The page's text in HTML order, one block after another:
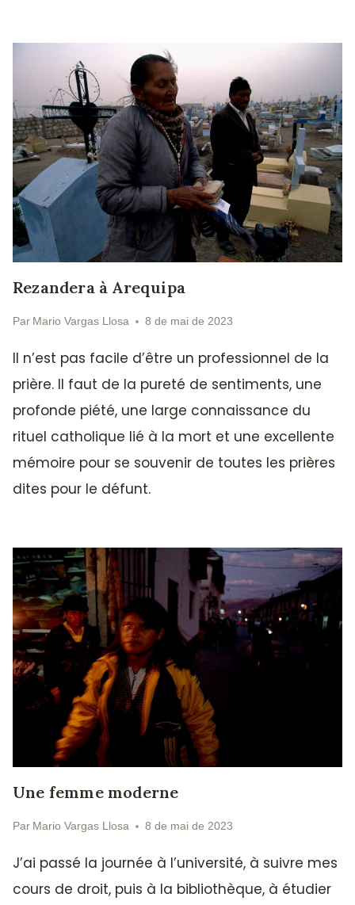
Rezandera à Arequipa
Par Mario Vargas Llosa 8 de mai de 2023
Il n’est pas facile d’être un professionnel de la
prière. Il faut de la pureté de sentiments, une
profonde piété, une large connaissance du
rituel catholique lié à la mort et une excellente
mémoire pour se souvenir de toutes les prières
dites pour le défunt.
Une femme moderne
Par Mario Vargas Llosa 8 de mai de 2023
J’ai passé la journée à l’université, à suivre mes
cours de droit, puis à la bibliothèque, à étudier